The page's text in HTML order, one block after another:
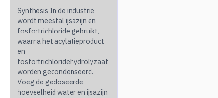
Synthesis In de industrie
wordt meestal ijsazijn en
fosfortrichloride gebruikt,
waarna het acylatieproduct
en
fosfortrichloridehydrolyzaat
worden gecondenseerd.
Voeg de gedoseerde
hoeveelheid water en ijsazijn